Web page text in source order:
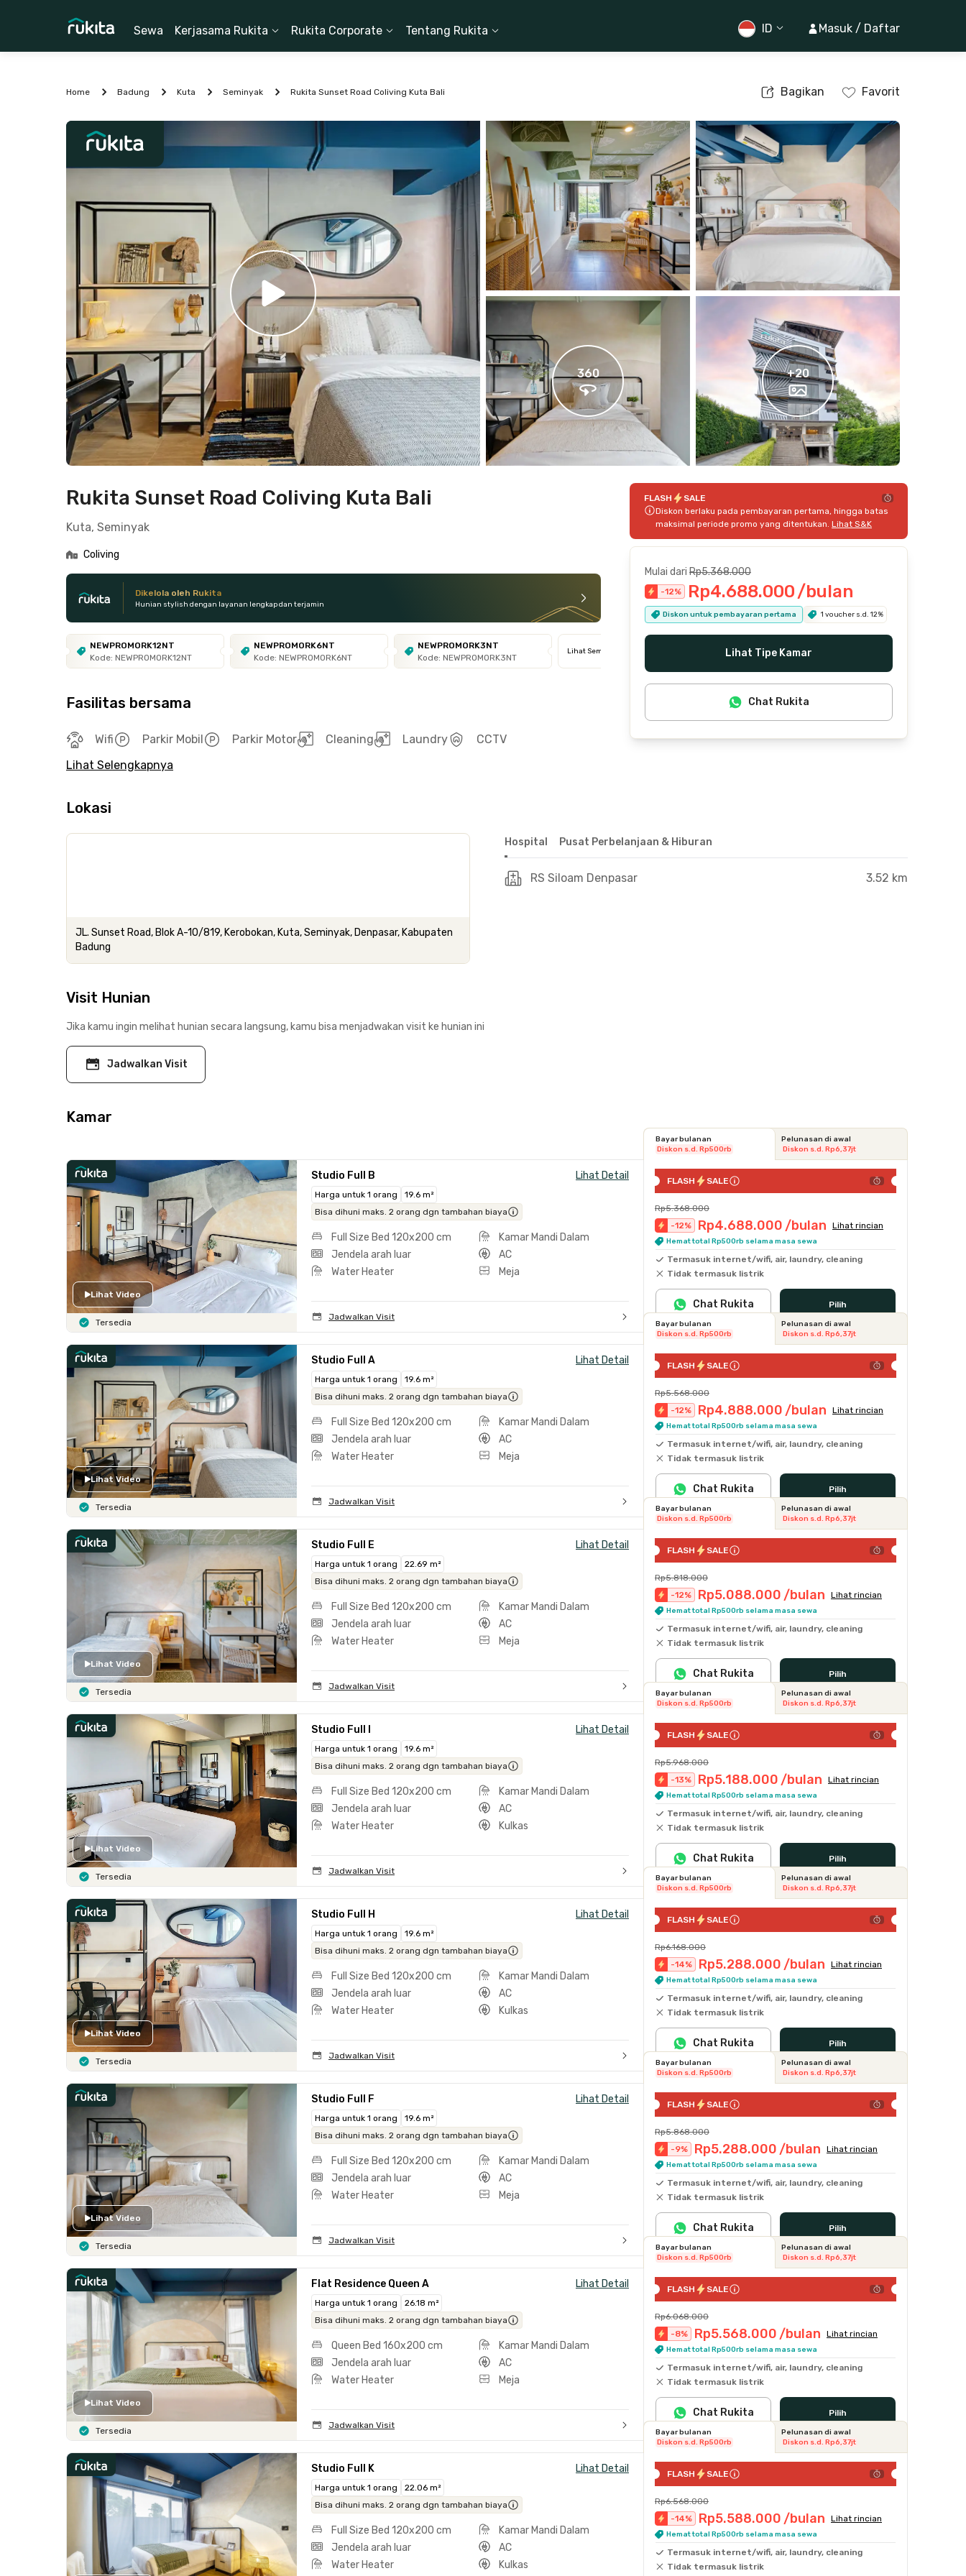
Sewa Kerjasama Rukita Rukita Corporate Tentang Rukita ID Masuk / Daftar
Home Badung Kuta Seminyak Rukita Sunset Road Coliving Kuta Bali Bagikan Favorit
360 +20
Rukita Sunset Road Coliving Kuta Bali
Kuta, Seminyak
Coliving
Dikelola oleh Rukita
Hunian stylish dengan layanan lengkap dan terjamin
NEWPROMORK12NT
Kode: NEWPROMORK12NT
NEWPROMORK6NT
Kode: NEWPROMORK6NT
NEWPROMORK3NT
Kode: NEWPROMORK3NT
Lihat Semua
Fasilitas bersama
Wifi Parkir Mobil Parkir Motor Cleaning Laundry
CCTV
Lihat Selengkapnya
FLASH
SALE
Diskon berlaku pada pembayaran pertama, hingga batas
maksimal periode promo yang ditentukan. Lihat S&K
Mulai dari Rp5.368.000
-12% Rp4.688.000/bulan
Diskon untuk pembayaran pertama 1 voucher s.d. 12%
Lihat Tipe Kamar
Chat Rukita
Lokasi
JL. Sunset Road, Blok A-10/819, Kerobokan, Kuta, Seminyak, Denpasar, Kabupaten
Badung
Hospital Pusat Perbelanjaan & Hiburan
RS Siloam Denpasar 3.52 km
Visit Hunian
Jika kamu ingin melihat hunian secara langsung, kamu bisa menjadwakan visit ke hunian ini
Jadwalkan Visit
Kamar
Lihat Video
Tersedia
Studio Full B Lihat Detail
Harga untuk 1 orang
19.6 m²
Bisa dihuni maks. 2 orang dgn tambahan biaya
Full Size Bed 120x200 cm
Kamar Mandi Dalam
Jendela arah luar
AC
Water Heater
Meja
Jadwalkan Visit
Bayar bulanan
Diskon s.d. Rp500rb
Pelunasan di awal
Diskon s.d. Rp6,37jt
FLASH SALE
Rp5.368.000
-12% Rp4.688.000 /bulan Lihat rincian
Hemat total Rp500rb selama masa sewa
Termasuk internet/wifi, air, laundry, cleaning
Tidak termasuk listrik
Pilih
Chat Rukita
Lihat Video
Tersedia
Studio Full A Lihat Detail
Harga untuk 1 orang
19.6 m²
Bisa dihuni maks. 2 orang dgn tambahan biaya
Full Size Bed 120x200 cm
Kamar Mandi Dalam
Jendela arah luar
AC
Water Heater
Meja
Jadwalkan Visit
Bayar bulanan
Diskon s.d. Rp500rb
Pelunasan di awal
Diskon s.d. Rp6,37jt
FLASH SALE
Rp5.568.000
-12% Rp4.888.000 /bulan Lihat rincian
Hemat total Rp500rb selama masa sewa
Termasuk internet/wifi, air, laundry, cleaning
Tidak termasuk listrik
Pilih
Chat Rukita
Lihat Video
Tersedia
Studio Full E Lihat Detail
Harga untuk 1 orang
22.69 m²
Bisa dihuni maks. 2 orang dgn tambahan biaya
Full Size Bed 120x200 cm
Kamar Mandi Dalam
Jendela arah luar
AC
Water Heater
Meja
Jadwalkan Visit
Bayar bulanan
Diskon s.d. Rp500rb
Pelunasan di awal
Diskon s.d. Rp6,37jt
FLASH SALE
Rp5.818.000
-12% Rp5.088.000 /bulan Lihat rincian
Hemat total Rp500rb selama masa sewa
Termasuk internet/wifi, air, laundry, cleaning
Tidak termasuk listrik
Pilih
Chat Rukita
Lihat Video
Tersedia
Studio Full I Lihat Detail
Harga untuk 1 orang
19.6 m²
Bisa dihuni maks. 2 orang dgn tambahan biaya
Full Size Bed 120x200 cm
Kamar Mandi Dalam
Jendela arah luar
AC
Water Heater
Kulkas
Jadwalkan Visit
Bayar bulanan
Diskon s.d. Rp500rb
Pelunasan di awal
Diskon s.d. Rp6,37jt
FLASH SALE
Rp5.968.000
-13% Rp5.188.000 /bulan Lihat rincian
Hemat total Rp500rb selama masa sewa
Termasuk internet/wifi, air, laundry, cleaning
Tidak termasuk listrik
Pilih
Chat Rukita
Lihat Video
Tersedia
Studio Full H Lihat Detail
Harga untuk 1 orang
19.6 m²
Bisa dihuni maks. 2 orang dgn tambahan biaya
Full Size Bed 120x200 cm
Kamar Mandi Dalam
Jendela arah luar
AC
Water Heater
Kulkas
Jadwalkan Visit
Bayar bulanan
Diskon s.d. Rp500rb
Pelunasan di awal
Diskon s.d. Rp6,37jt
FLASH SALE
Rp6.168.000
-14% Rp5.288.000 /bulan Lihat rincian
Hemat total Rp500rb selama masa sewa
Termasuk internet/wifi, air, laundry, cleaning
Tidak termasuk listrik
Pilih
Chat Rukita
Lihat Video
Tersedia
Studio Full F Lihat Detail
Harga untuk 1 orang
19.6 m²
Bisa dihuni maks. 2 orang dgn tambahan biaya
Full Size Bed 120x200 cm
Kamar Mandi Dalam
Jendela arah luar
AC
Water Heater
Meja
Jadwalkan Visit
Bayar bulanan
Diskon s.d. Rp500rb
Pelunasan di awal
Diskon s.d. Rp6,37jt
FLASH SALE
Rp5.868.000
-9% Rp5.288.000 /bulan Lihat rincian
Hemat total Rp500rb selama masa sewa
Termasuk internet/wifi, air, laundry, cleaning
Tidak termasuk listrik
Pilih
Chat Rukita
Lihat Video
Tersedia
Flat Residence Queen A Lihat Detail
Harga untuk 1 orang
26.18 m²
Bisa dihuni maks. 2 orang dgn tambahan biaya
Queen Bed 160x200 cm
Kamar Mandi Dalam
Jendela arah luar
AC
Water Heater
Meja
Jadwalkan Visit
Bayar bulanan
Diskon s.d. Rp500rb
Pelunasan di awal
Diskon s.d. Rp6,37jt
FLASH SALE
Rp6.068.000
-8% Rp5.568.000 /bulan Lihat rincian
Hemat total Rp500rb selama masa sewa
Termasuk internet/wifi, air, laundry, cleaning
Tidak termasuk listrik
Pilih
Chat Rukita
Studio Full K Lihat Detail
Harga untuk 1 orang
22.06 m²
Bisa dihuni maks. 2 orang dgn tambahan biaya
Full Size Bed 120x200 cm
Kamar Mandi Dalam
Jendela arah luar
AC
Water Heater
Kulkas
Bayar bulanan
Diskon s.d. Rp500rb
Pelunasan di awal
Diskon s.d. Rp6,37jt
FLASH SALE
Rp6.568.000
-14% Rp5.588.000 /bulan Lihat rincian
Hemat total Rp500rb selama masa sewa
Termasuk internet/wifi, air, laundry, cleaning
Tidak termasuk listrik